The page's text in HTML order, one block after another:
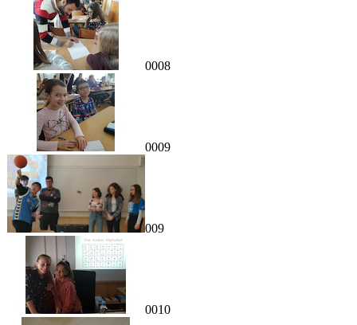
0008
0009
009
0010